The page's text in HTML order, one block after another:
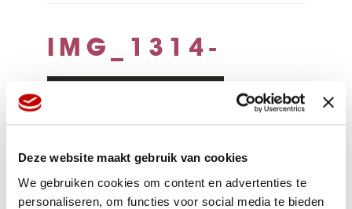
Deze website maakt gebruik van cookies
We gebruiken cookies om content en advertenties te
personaliseren, om functies voor social media te bieden
IMG_1314-